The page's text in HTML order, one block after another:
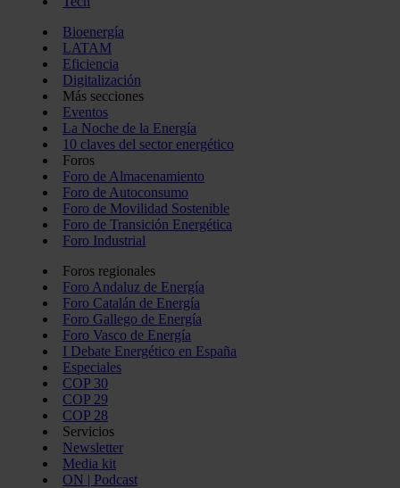
Bioenergía
LATAM
Eficiencia
Digitalización
Más secciones
Eventos
La Noche de la Energía
10 claves del sector energético
Foros
Foro de Almacenamiento
Foro de Autoconsumo
Foro de Movilidad Sostenible
Foro de Transición Energética
Foro Industrial
Foros regionales
Foro Andaluz de Energía
Foro Catalán de Energía
Foro Gallego de Energía
Foro Vasco de Energía
I Debate Energético en España
Especiales
COP 30
COP 29
COP 28
Servicios
Newsletter
Media kit
ON | Podcast